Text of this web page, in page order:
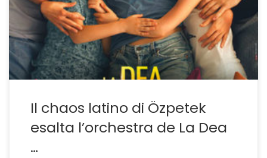
Ogni strumento deve accordarsi con gli altri, ogni
musicista esaltare il proprio, tutto orchestrato
attraverso i vari tempi dall’andante all’allegretto,
all’allegro ma non troppo al […]
Il chaos latino di Özpetek
esalta l’orchestra de La Dea
…